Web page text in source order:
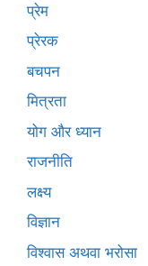
प्रेम
प्रेरक
बचपन
मित्रता
योग और ध्यान
राजनीति
लक्ष्य
विज्ञान
विश्वास अथवा भरोसा